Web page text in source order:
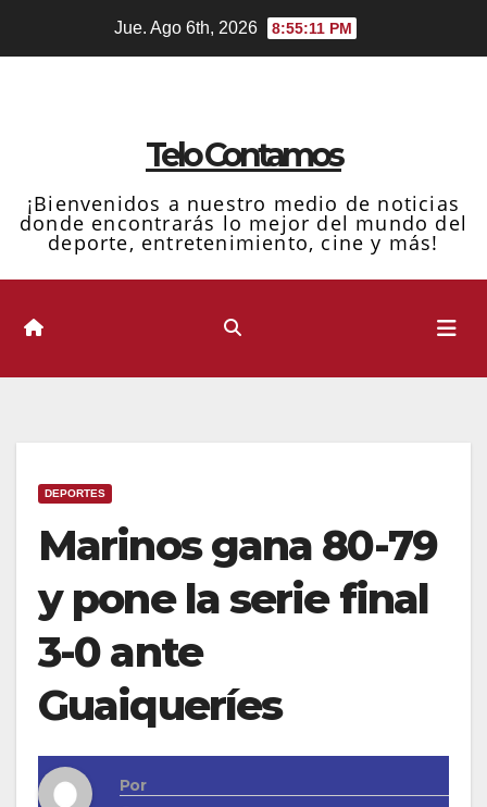
Jue. Ago 6th, 2026 8:55:11 PM
Telo Contamos
¡Bienvenidos a nuestro medio de noticias
donde encontrarás lo mejor del mundo del
deporte, entretenimiento, cine y más!
DEPORTES
Marinos gana 80-79
y pone la serie final
3-0 ante
Guaiqueríes
Por